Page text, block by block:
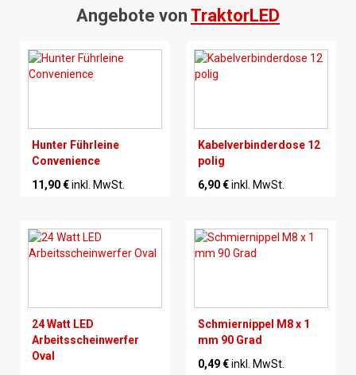
Angebote von TraktorLED
Hunter Führleine
Convenience
11,90 €inkl. MwSt.
Kabelverbinderdose 12
polig
6,90 €inkl. MwSt.
24 Watt LED
Arbeitsscheinwerfer
Oval
Schmiernippel M8 x 1
mm 90 Grad
0,49 €inkl. MwSt.